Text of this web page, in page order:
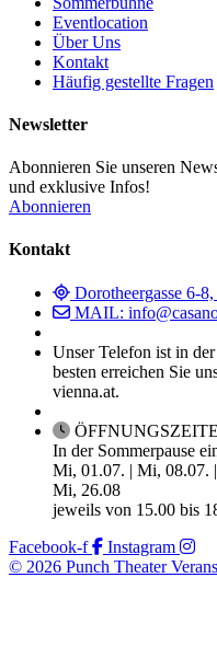
Eventlocation
Über Uns
Kontakt
Häufig gestellte Fragen
Newsletter
Abonnieren Sie unseren
und exklusive Infos!
Abonnieren
Kontakt
Dorotheergasse 6-
MAIL:
Unser Telefon ist in
besten erreichen Sie
vienna.at.
In der Sommerpause
Mi, 01.07. | Mi, 08.07.
Mi, 26.08
jeweils von 15.00 bis
Facebook-f
Instagram
© 2026 Punch Theater